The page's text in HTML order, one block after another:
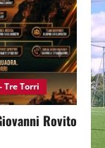
Tre Torri
Rovito